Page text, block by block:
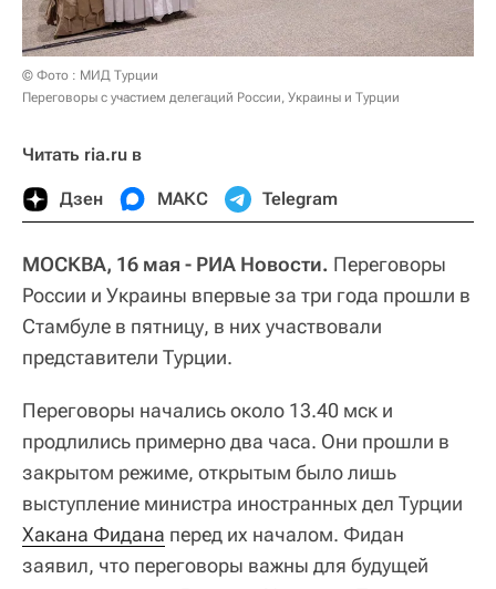
© Фото : МИД Турции
Переговоры с участием делегаций России, Украины и Турции
Читать ria.ru в
Дзен МАКС Telegram
МОСКВА, 16 мая - РИА Новости. Переговоры
России и Украины впервые за три года прошли в
Стамбуле в пятницу, в них участвовали
представители Турции.
Переговоры начались около 13.40 мск и
продлились примерно два часа. Они прошли в
закрытом режиме, открытым было лишь
выступление министра иностранных дел Турции
Хакана Фидана перед их началом. Фидан
заявил, что переговоры важны для будущей